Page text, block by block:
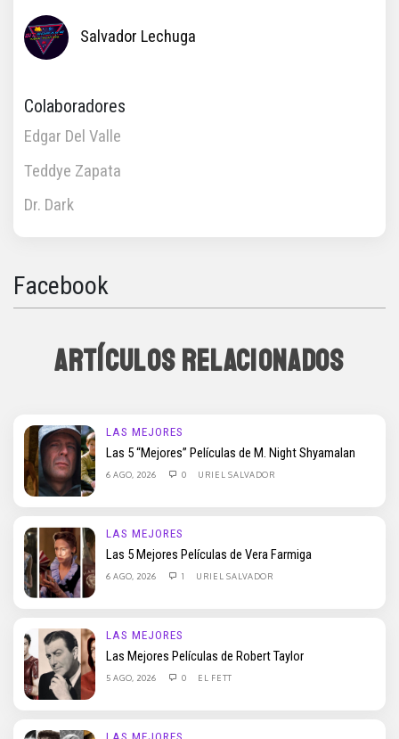
Salvador Lechuga
Colaboradores
Edgar Del Valle
Teddye Zapata
Dr. Dark
Facebook
ARTÍCULOS RELACIONADOS
LAS MEJORES
Las 5 “Mejores” Películas de M. Night Shyamalan
6 AGO, 2026 0 URIEL SALVADOR
LAS MEJORES
Las 5 Mejores Películas de Vera Farmiga
6 AGO, 2026 1 URIEL SALVADOR
LAS MEJORES
Las Mejores Películas de Robert Taylor
5 AGO, 2026 0 EL FETT
LAS MEJORES